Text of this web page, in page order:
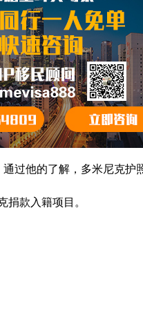
外资产配置。经朋友介绍
过他的了解，多米尼克护
款入籍项目。